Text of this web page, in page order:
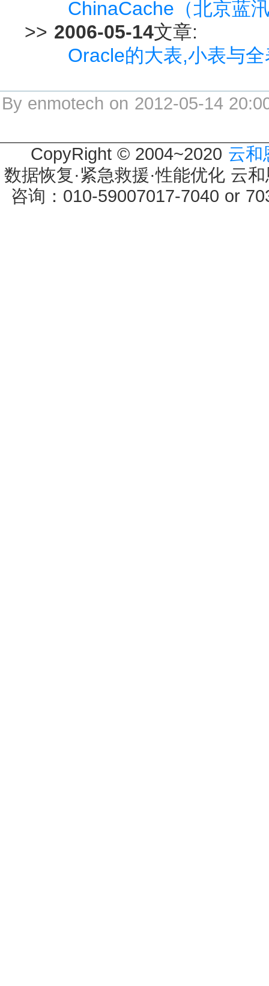
ChinaCache（北京蓝
>> 2006-05-14文章:
Oracle的大表,小表与
By enmotech on 2012-05-14
CopyRight © 2004~2020 云和
数据恢复·紧急救援·性能优化 云
咨询：010-59007017-7040 or